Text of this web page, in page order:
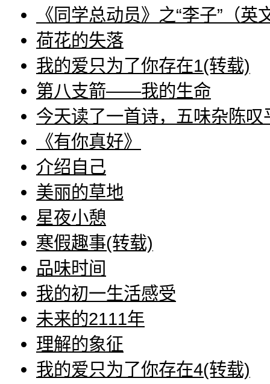
《同学总动员》之“李子”（英
荷花的失落
我的爱只为了你存在1(转载)
第八支箭――我的生命
今天读了一首诗，五味杂陈叹
《有你真好》
介绍自己
美丽的草地
星夜小憩
寒假趣事(转载)
品味时间
我的初一生活感受
未来的2111年
理解的象征
我的爱只为了你存在4(转载)